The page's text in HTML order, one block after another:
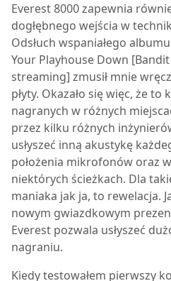
Everest 8000zapewnia
dogłębnego wejścia w
Odsłuch wspaniałego
Your Playhouse Down
streaming] zmusił mnie
płyty. Okazało się więc, że
nagranych w różnych
przez kilku różnych
usłyszeć inną akustykę
położenia mikrofonów oraz
niektórych ścieżkach. Dla
maniaka jak ja, to rewelacja.
nowym gwiazdkowym
Everest pozwala usłyszeć
nagraniu.
Kiedy testowałem pierwszy